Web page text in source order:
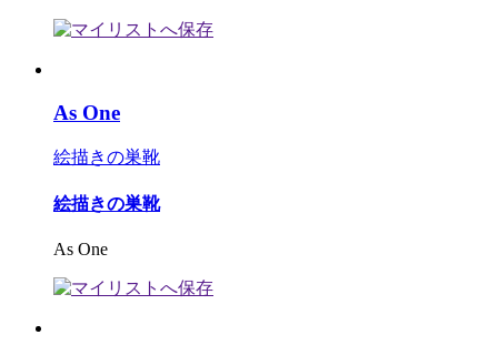
As One
絵描きの巣靴
絵描きの巣靴
As One